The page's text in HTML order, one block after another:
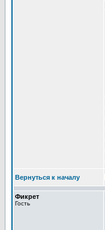
Вернуться к началу
Фикрет
Гость